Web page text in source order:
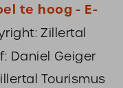
te hoog - E-
Zillertal
Daniel Geiger
Tourismus